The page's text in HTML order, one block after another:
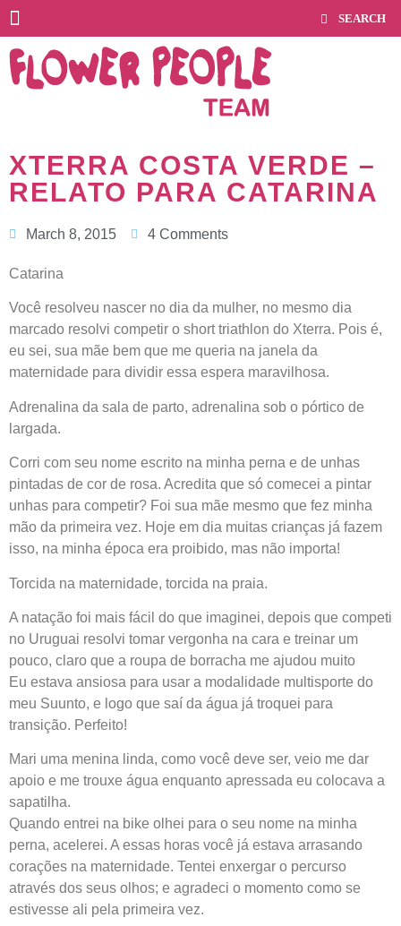
XTERRA COSTA VERDE –
RELATO PARA CATARINA
March 8, 2015 4 Comments
Catarina
Você resolveu nascer no dia da mulher, no mesmo dia
marcado resolvi competir o short triathlon do Xterra. Pois é,
eu sei, sua mãe bem que me queria na janela da
maternidade para dividir essa espera maravilhosa.
Adrenalina da sala de parto, adrenalina sob o pórtico de
largada.
Corri com seu nome escrito na minha perna e de unhas
pintadas de cor de rosa. Acredita que só comecei a pintar
unhas para competir? Foi sua mãe mesmo que fez minha
mão da primeira vez. Hoje em dia muitas crianças já fazem
isso, na minha época era proibido, mas não importa!
Torcida na maternidade, torcida na praia.
A natação foi mais fácil do que imaginei, depois que competi
no Uruguai resolvi tomar vergonha na cara e treinar um
pouco, claro que a roupa de borracha me ajudou muito
Eu estava ansiosa para usar a modalidade multisporte do
meu Suunto, e logo que saí da água já troquei para
transição. Perfeito!
Mari uma menina linda, como você deve ser, veio me dar
apoio e me trouxe água enquanto apressada eu colocava a
sapatilha.
Quando entrei na bike olhei para o seu nome na minha
perna, acelerei. A essas horas você já estava arrasando
corações na maternidade. Tentei enxergar o percurso
através dos seus olhos; e agradeci o momento como se
estivesse ali pela primeira vez.